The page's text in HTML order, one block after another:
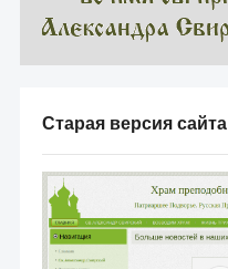
Старая версия сайта